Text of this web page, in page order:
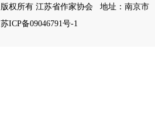
版权所有 江苏省作家协会
地址：南京市
苏ICP备09046791号-1